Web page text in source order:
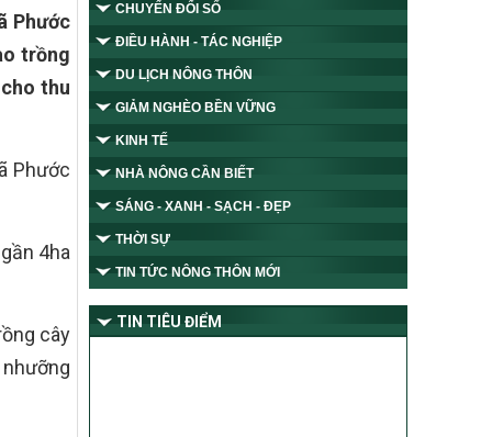
Phước
trồng
thu
Phước
4ha
cây
CHUYỂN ĐỔI SỐ
ĐIỀU HÀNH - TÁC NGHIỆP
DU LỊCH NÔNG THÔN
GIẢM NGHÈO BỀN VỮNG
KINH TẾ
NHÀ NÔNG CẦN BIẾT
SÁNG - XANH - SẠCH - ĐẸP
THỜI SỰ
TIN TỨC NÔNG THÔN MỚI
TIN TIÊU ĐIỂM